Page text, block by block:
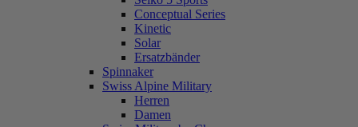
Conceptual Series
Kinetic
Solar
Ersatzbänder
Spinnaker
Swiss Alpine Military
Herren
Damen